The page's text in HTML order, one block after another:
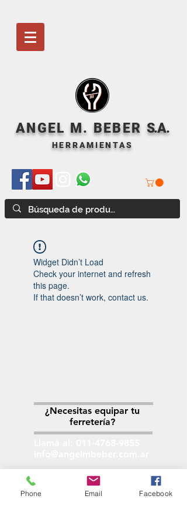
ANGEL M. BEBER S.A.
HERRAMIENTAS
Widget Didn’t Load
Check your internet and refresh
this page.
If that doesn’t work, contact us.
Angel M. Beber Herramientas S.A.
¿Necesitas equipar tu
ferretería?
Phone Email Facebook